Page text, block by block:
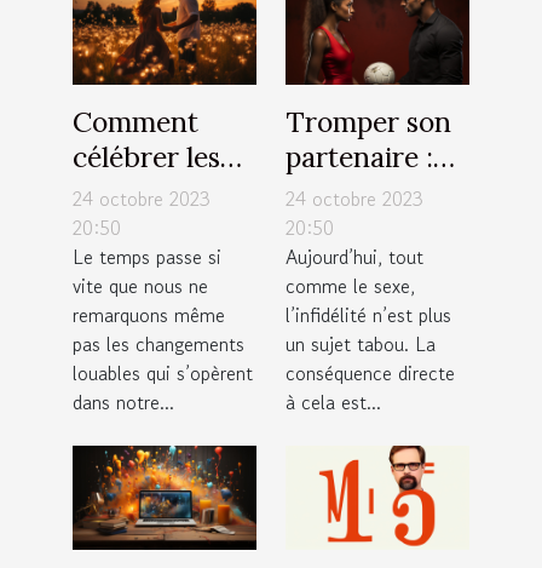
Comment
célébrer les
moments
importants de
votre vie ?
24 octobre 2023
20:50
Le temps passe si
vite que nous ne
remarquons même
pas les changements
louables qui s’opèrent
dans notre...
Tromper son
partenaire :
est-ce la
meilleure
solution ?
24 octobre 2023
20:50
Aujourd’hui, tout
comme le sexe,
l’infidélité n’est plus
un sujet tabou. La
conséquence directe
à cela est...